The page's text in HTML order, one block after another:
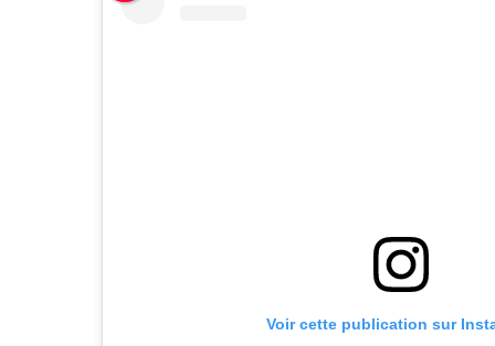
Voir cette publication sur